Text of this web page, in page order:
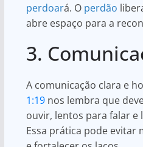
perdoará. O perdão
abre espaço para a
3.
A comunicação clara e
1:19nos lembra que
ouvir, lentos para falar e
Essa prática pode evitar